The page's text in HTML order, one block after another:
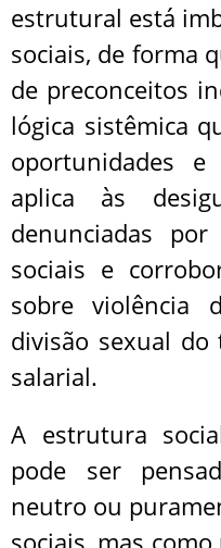
estrutural está
sociais, de forma
de preconceitos
lógica sistêmica
oportunidades
aplica às
denunciadas
sociais e
sobre violência
divisão sexual
salarial.
A estrutura
pode ser
neutro ou
sociais, mas